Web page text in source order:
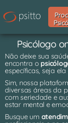
Psicólogo
Não deixe sua
encontra o
específicas, seja ela
Sim, nossa
diversas áreas da
com seriedade e
estar mental e
Busque um